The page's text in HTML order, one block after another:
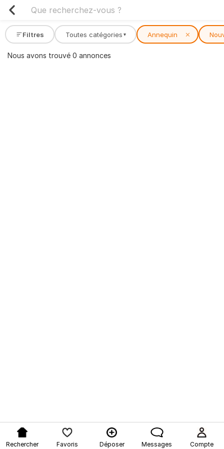
Filtres Toutes catégories ▾ Annequin ✕
Nous avons trouvé 0 annonces
Rechercher Favoris Déposer Messages Compte